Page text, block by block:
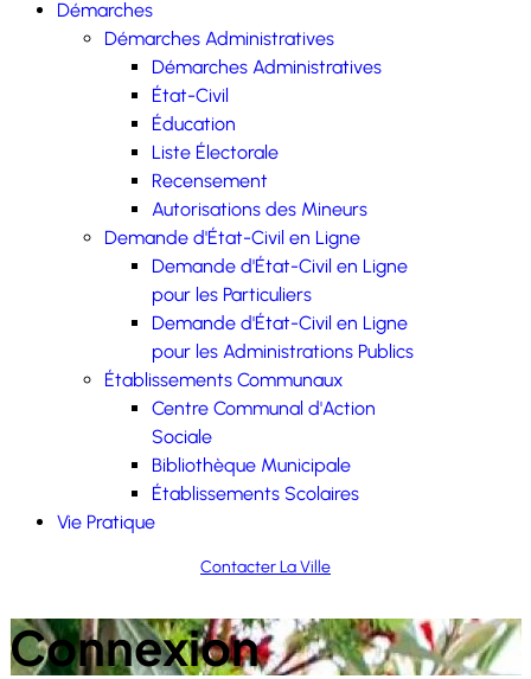
Démarches
Démarches Administratives
Démarches Administratives
État-Civil
Éducation
Liste Électorale
Recensement
Autorisations des Mineurs
Demande d'État-Civil en Ligne
Demande d'État-Civil en Ligne
pour les Particuliers
Demande d'État-Civil en Ligne
pour les Administrations Publics
Établissements Communaux
Centre Communal d'Action
Sociale
Bibliothèque Municipale
Établissements Scolaires
Vie Pratique
Contacter La Ville
Connexion